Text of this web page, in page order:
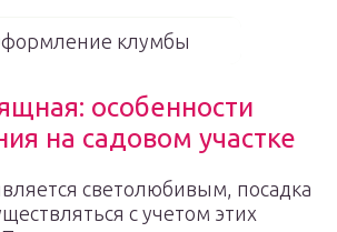
клумбы
особенности
на садовом участке
светолюбивым, посадка
с учетом этих